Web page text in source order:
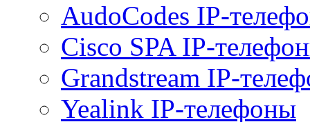
AudoCodes IP-
Cisco SPA IP-
Grandstream IP-
Yealink IP-телефоны